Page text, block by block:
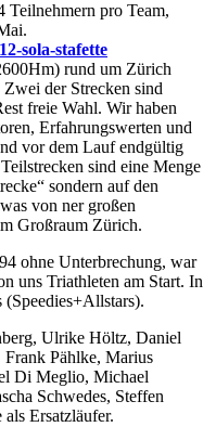
Teilnehmern pro Team,
sola-stafette
rund um Zürich
der Strecken sind
freie Wahl. Wir haben
Erfahrungswerten und
vor dem Lauf endgültig
sind eine Menge
sondern auf den
von ner großen
Großraum Zürich.
ohne Unterbrechung, war
uns Triathleten am Start. In
(Speedies+Allstars).
Ulrike Höltz, Daniel
Frank Pählke, Marius
Di Meglio, Michael
Schwedes, Steffen
Ersatzläufer.